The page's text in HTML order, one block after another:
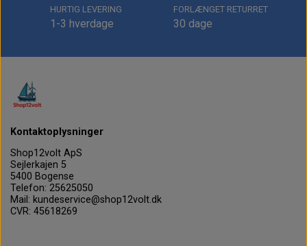
HURTIG LEVERING
1-3 hverdage
FORLÆNGET RETURRET
30 dage
Kontaktoplysninger
Shop12volt ApS
Sejlerkajen 5
5400 Bogense
Telefon: 25625050
Mail: kundeservice@shop12volt.dk
CVR: 45618269